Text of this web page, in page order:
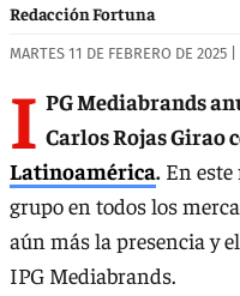
Redacción Fortuna
MARTES 11 DE FEBRERO DE 2025
I PG Mediabrands
Carlos Rojas Girao
Latinoamérica. En
grupo en todos los
aún más la presencia y
IPG Mediabrands.